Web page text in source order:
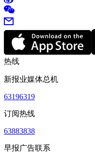
热线
新报业媒体总机
63196319
订阅热线
63883838
早报广告联系